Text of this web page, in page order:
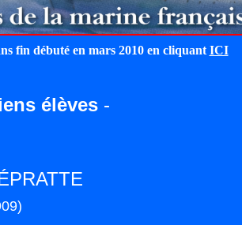
fin débuté en mars 2010 en cliquant ICI
élèves -